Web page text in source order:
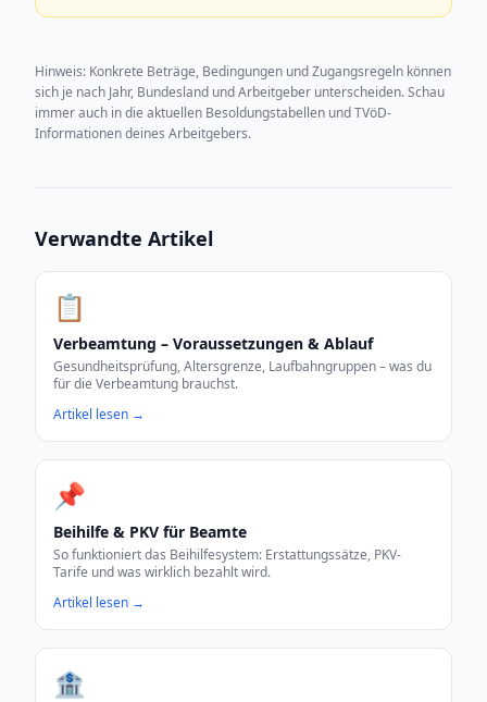
Hinweis: Konkrete Beträge, Bedingungen und Zugangsregeln können
sich je nach Jahr, Bundesland und Arbeitgeber unterscheiden. Schau
immer auch in die aktuellen Besoldungstabellen und TVöD-
Informationen deines Arbeitgebers.
Verwandte Artikel
📋
Verbeamtung – Voraussetzungen & Ablauf
Gesundheitsprüfung, Altersgrenze, Laufbahngruppen – was du
für die Verbeamtung brauchst.
Artikel lesen →
📌
Beihilfe & PKV für Beamte
So funktioniert das Beihilfesystem: Erstattungssätze, PKV-
Tarife und was wirklich bezahlt wird.
Artikel lesen →
🏦